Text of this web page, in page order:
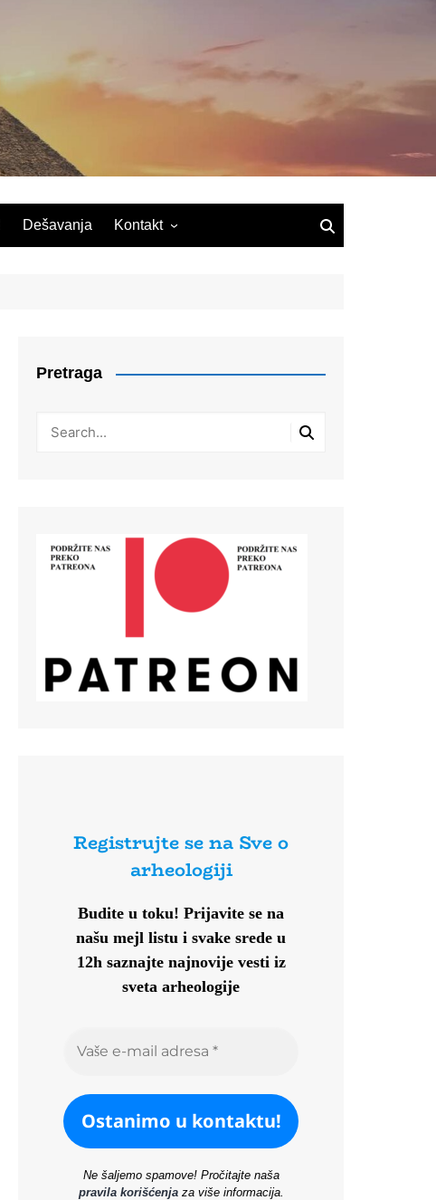
Dešavanja Kontakt
Pretraga
Registrujte se na Sve o
arheologiji
Budite u toku! Prijavite se na
našu mejl listu i svake srede u
12h saznajte najnovije vesti iz
sveta arheologije
Ne šaljemo spamove! Pročitajte naša
pravila korišćenjaza više informacija.